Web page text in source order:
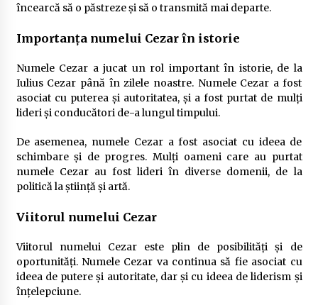
încearcă să o păstreze și să o transmită mai departe.
Importanța numelui Cezar în istorie
Numele Cezar a jucat un rol important în istorie, de la
Iulius Cezar până în zilele noastre. Numele Cezar a fost
asociat cu puterea și autoritatea, și a fost purtat de mulți
lideri și conducători de-a lungul timpului.
De asemenea, numele Cezar a fost asociat cu ideea de
schimbare și de progres. Mulți oameni care au purtat
numele Cezar au fost lideri în diverse domenii, de la
politică la știință și artă.
Viitorul numelui Cezar
Viitorul numelui Cezar este plin de posibilități și de
oportunități. Numele Cezar va continua să fie asociat cu
ideea de putere și autoritate, dar și cu ideea de liderism și
înțelepciune.